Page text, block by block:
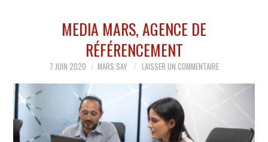
MEDIA MARS, AGENCE DE
RÉFÉRENCEMENT
7 JUIN 2020 MARS SAY LAISSER UN COMMENTAIRE